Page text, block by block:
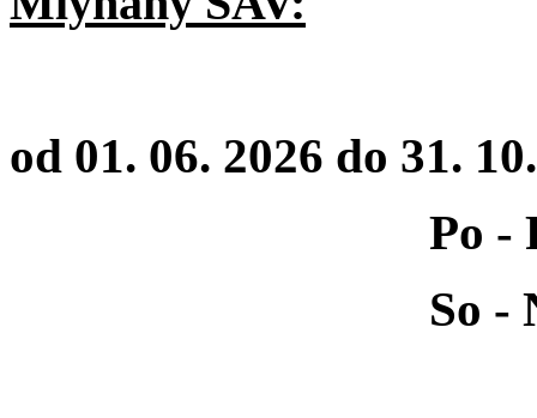
od 01. 06. 2026 do 31.
Po - Pi:
So - Ne: